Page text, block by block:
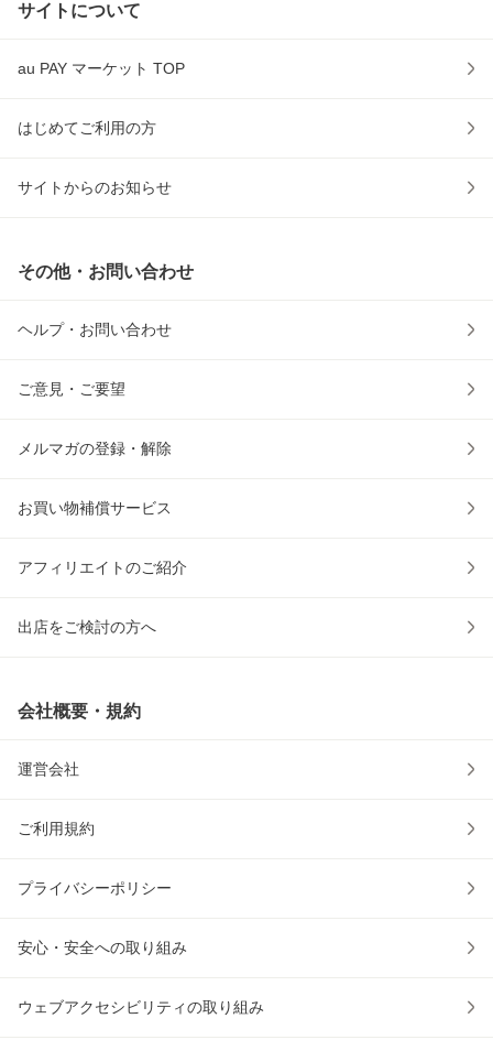
サイトについて
au PAY マーケット TOP
はじめてご利用の方
サイトからのお知らせ
その他・お問い合わせ
ヘルプ・お問い合わせ
ご意見・ご要望
メルマガの登録・解除
お買い物補償サービス
アフィリエイトのご紹介
出店をご検討の方へ
会社概要・規約
運営会社
ご利用規約
プライバシーポリシー
安心・安全への取り組み
ウェブアクセシビリティの取り組み